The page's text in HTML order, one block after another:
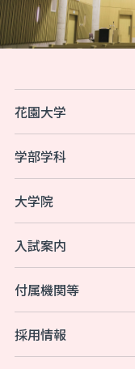
花園大学
入試案内
付属機関等
学部学科
大学院
採用情報